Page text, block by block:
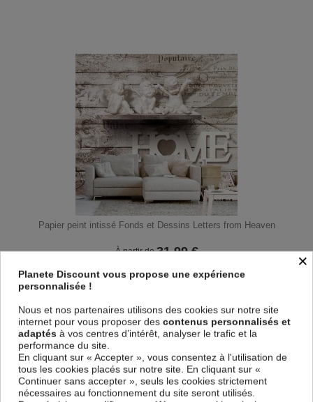
Papier peint intissé Fonds et Dessins Letters from Heaven
À partir de31,99€ ×
Planete Discount vous propose une expérience
personnalisée !
Nous et nos partenaires utilisons des cookies sur notre site
internet pour vous proposer des contenus personnalisés et
adaptés à vos centres d’intérêt, analyser le trafic et la
performance du site.
En cliquant sur « Accepter », vous consentez à l'utilisation de
tous les cookies placés sur notre site. En cliquant sur «
Continuer sans accepter », seuls les cookies strictement
nécessaires au fonctionnement du site seront utilisés.